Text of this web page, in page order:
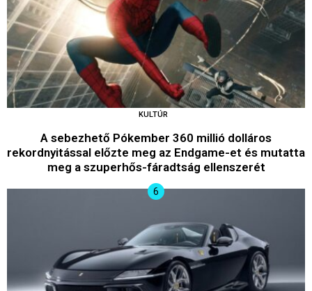
KULTÚR
A sebezhető Pókember 360 millió dolláros
rekordnyitással előzte meg az Endgame-et és mutatta
meg a szuperhős-fáradtság ellenszerét